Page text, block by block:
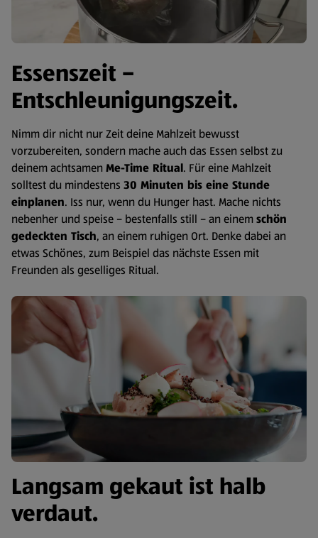
Essenszeit –
Entschleunigungszeit.
Nimm dir nicht nur Zeit deine Mahlzeit bewusst
vorzubereiten, sondern mache auch das Essen selbst zu
deinem achtsamen Me-Time Ritual. Für eine Mahlzeit
solltest du mindestens 30 Minuten bis eine Stunde
einplanen. Iss nur, wenn du Hunger hast. Mache nichts
nebenher und speise – bestenfalls still – an einemschön
gedeckten Tisch, an einem ruhigen Ort. Denke dabei an
etwas Schönes, zum Beispiel das nächste Essen mit
Freunden als geselliges Ritual.
Langsam gekaut ist halb
verdaut.